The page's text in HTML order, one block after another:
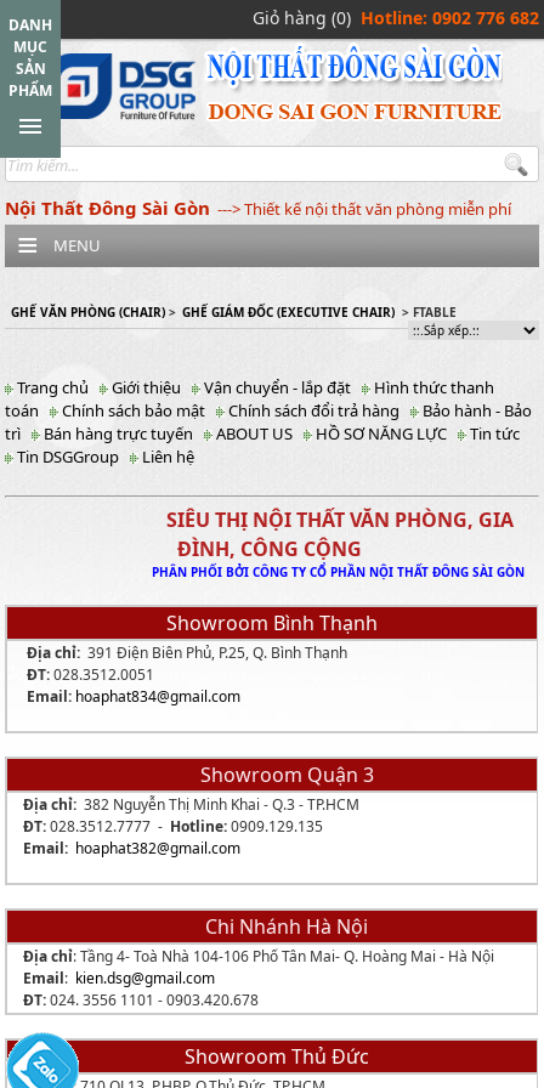
Giỏ hàng (0) Hotline: 0902 776 682
Nội Thất Đông Sài Gòn ---> Thiết kế nội thất văn phòng miễn phí
DANH
MỤC
SẢN
PHẨM
MENU
GHẾ VĂN PHÒNG (CHAIR) > GHẾ GIÁM ĐỐC (EXECUTIVE CHAIR) > FTABLE
Trang chủ Giới thiệu Vận chuyển - lắp đặt
Hình thức thanh
toán
Chính sách bảo mật Chính sách đổi trả hàng
Bảo hành - Bảo
trì
Bán hàng trực tuyến ABOUT US HỒ SƠ NĂNG LỰC
Tin tức
Tin DSGGroup
Liên hệ
SIÊU THỊ NỘI THẤT VĂN PHÒNG, GIA
ĐÌNH, CÔNG CỘNG
PHÂN PHỐI BỞI CÔNG TY CỔ PHẦN NỘI THẤT ĐÔNG SÀI GÒN
Showroom Bình Thạnh
Địa chỉ:391 Điện Biên Phủ, P.25, Q. Bình Thạnh
ĐT:028.3512.0051
Email: hoaphat834@gmail.com
Showroom Quận 3
Địa chỉ:382 Nguyễn Thị Minh Khai - Q.3 - TP.HCM
ĐT:028.3512.7777 - Hotline:0909.129.135
Email: hoaphat382@gmail.com
Chi Nhánh Hà Nội
Địa chỉ: Tầng 4- Toà Nhà 104-106 Phố Tân Mai- Q. Hoàng Mai - Hà Nội
Email: kien.dsg@gmail.com
ĐT:024. 3556 1101 - 0903.420.678
Showroom Thủ Đức